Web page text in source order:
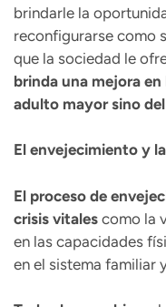
brindarle la
reconfigurarse como
que la sociedad le
brinda una mejora
adulto mayor sino
El envejecimiento y
El proceso de
crisis vitales como la
en las capacidades
en el sistema familiar